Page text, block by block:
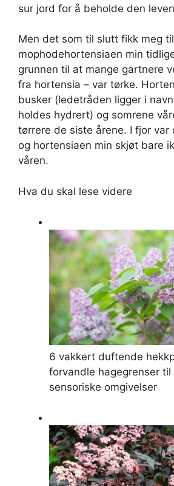
sur jord for å beholde den
Men det som til slutt fikk meg
mophodehortensiaen min
grunnen til at mange gartnere
fra hortensia – var tørke.
busker (ledetråden ligger i
holdes hydrert) og somrene
tørrere de siste årene. I fjor var
og hortensiaen min skjøt bare
våren.
Hva du skal lese videre
6 vakkert duftende
forvandle hagegrenser til
sensoriske omgivelser